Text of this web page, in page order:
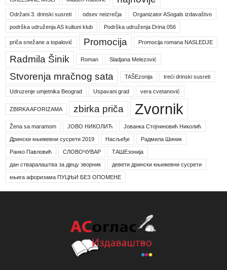
Održani 3. drinski susreti odsev neizrečja Organizator ASogals izdavaštvo
podrška udruženja AS kultuni klub Podrška udruženja Drina 056
priča snežane a topalović Promocija Promocija romana NASLEDJE
Radmila Šinik Roman Sladjana Melezović
Stvorenja mračnog sata TAŠEzonija treći drinski susreti
Udruzenje umjetnika Beograd Uspavani grad vera cvetanović
ZBIRKA AFORIZAMA zbirka priča Zvornik
Žena sa maramom ЈОВО НИКОЛИЋ Јованка Стојчиновић Николић
Дрински књижевни сусрети 2019 Насљеђе Радмила Шиник
Ранко Павловић СЛОВОЧУВАР ТАШЕзонија
дан стваралаштва за дјецу зворник девети дрински књижевни сусрети
књига афоризама ПУЦЊИ БЕЗ ОПОМЕНЕ